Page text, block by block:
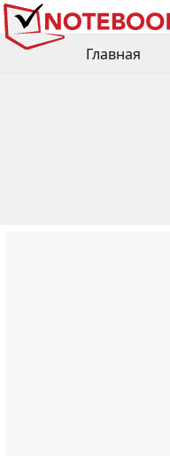
Главная